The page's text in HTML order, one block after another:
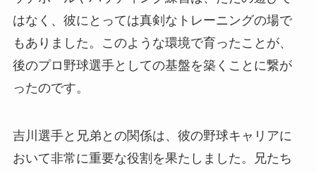
はなく、彼にとっては真剣なトレーニングの場で
もありました。このような環境で育ったことが、
後のプロ野球選手としての基盤を築くことに繋が
ったのです。
吉川選手と兄弟との関係は、彼の野球キャリアに
おいて非常に重要な役割を果たしました。兄たち